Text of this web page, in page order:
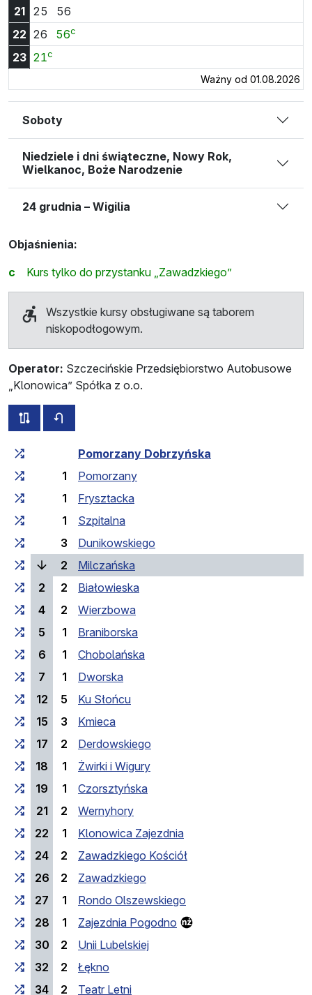
21
25 Godzina 21:25
56
22 26 Godzina 22:26
56c
23 21c
Ważny od 01.08.2026
Soboty
Niedziele i dni świąteczne, Nowy Rok,
Wielkanoc, Boże Narodzenie
24 grudnia – Wigilia
Objaśnienia:
c
Kurs tylko do przystanku „Zawadzkiego”
Wszystkie kursy obsługiwane są taborem
niskopodłogowym.
Operator: Szczecińskie Przedsiębiorstwo Autobusowe
„Klonowica” Spółka z o.o.
wszystkie trasy tej linii
Czas przejazdu narastająco Czas przejazdu między
Pomorzany Dobrzyńska
1
Pomorzany
1
Frysztacka
1
Szpitalna
3
Dunikowskiego
2
Milczańska
2
2
Białowieska
4
2
Wierzbowa
5
1
Braniborska
6
1
Chobolańska
7
1
Dworska
12
5
Ku Słońcu
15
3
Kmieca
17
2
Derdowskiego
18
1
Żwirki i Wigury
19
1
Czorsztyńska
21
2
Wernyhory
22
1
Klonowica Zajezdnia
24
2
Zawadzkiego Kościół
26
2
Zawadzkiego
27
1
Rondo Olszewskiego
28
1
Zajezdnia Pogodno
30
2
Unii Lubelskiej
32
2
Łękno
34
2
Teatr Letni